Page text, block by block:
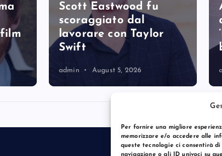
Per fornire una migliore
memorizzare e/o accedere alle
queste tecnologie ci consentirà
navigazione o gli ID univoci su
Scott Eastwood fu
scoraggiato dal
lavorare con Taylor
Swift
admin August 5, 2026